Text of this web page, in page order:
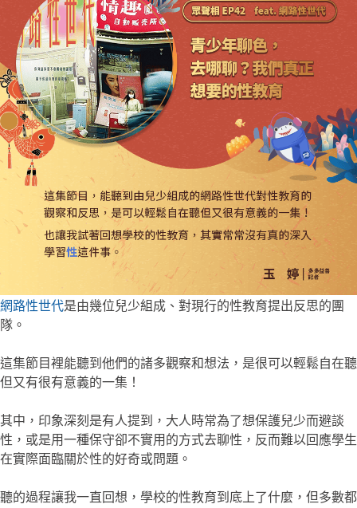
網路性世代是由幾位兒少組成、對現行的性教育提出反思的團
隊。
這集節目裡能聽到他們的諸多觀察和想法，是很可以輕鬆自在聽
但又有很有意義的一集！
其中，印象深刻是有人提到，大人時常為了想保護兒少而避談
性，或是用一種保守卻不實用的方式去聊性，反而難以回應學生
在實際面臨關於性的好奇或問題。
聽的過程讓我一直回想，學校的性教育到底上了什麼，但多數都